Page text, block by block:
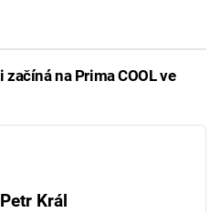
na Prima COOL ve
Petr Král